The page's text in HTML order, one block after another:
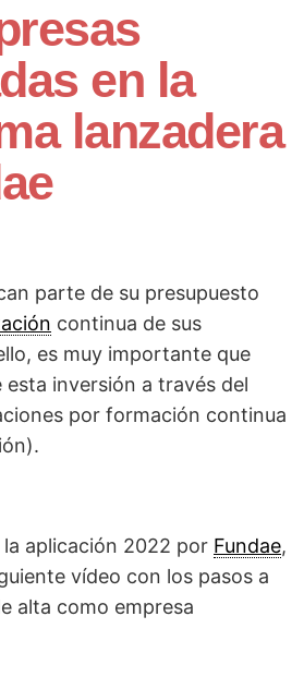
en la
lanzadera
parte de su presupuesto
continua de sus
es muy importante que
inversión a través del
por formación continua
aplicación 2022 por Fundae,
vídeo con los pasos a
alta como empresa